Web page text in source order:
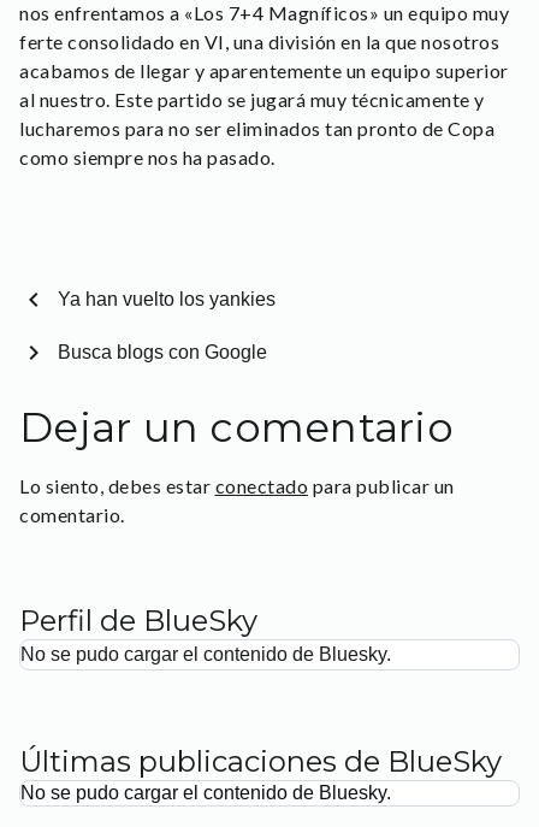
nos enfrentamos a «Los 7+4 Magníficos» un equipo muy
ferte consolidado en VI, una división en la que nosotros
acabamos de llegar y aparentemente un equipo superior
al nuestro. Este partido se jugará muy técnicamente y
lucharemos para no ser eliminados tan pronto de Copa
como siempre nos ha pasado.
chevron_left Ya han vuelto los yankies
Busca blogs con Google
chevron_right
Dejar un comentario
Lo siento, debes estar conectado para publicar un
comentario.
Perfil de BlueSky
No se pudo cargar el contenido de Bluesky.
Últimas publicaciones de BlueSky
No se pudo cargar el contenido de Bluesky.